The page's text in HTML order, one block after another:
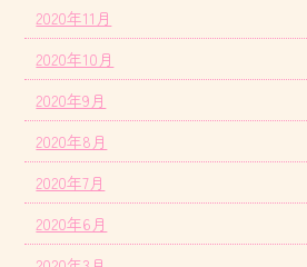
2020年11月
2020年10月
2020年9月
2020年8月
2020年7月
2020年6月